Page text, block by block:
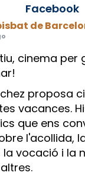
Facebook
de
cinema
proposa
vacances.
que ens
l'acollida,
la vocació i la